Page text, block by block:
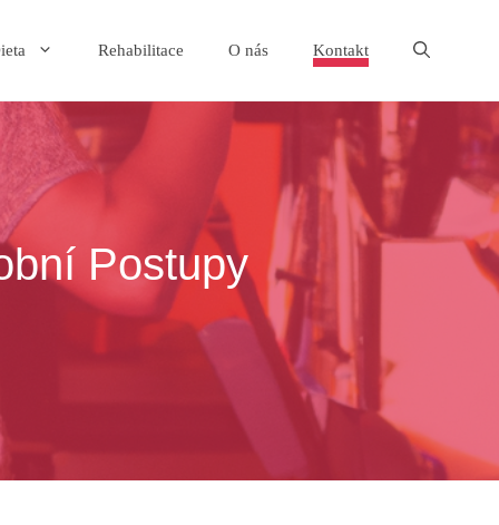
Rehabilitace O nás Kontakt
Postupy